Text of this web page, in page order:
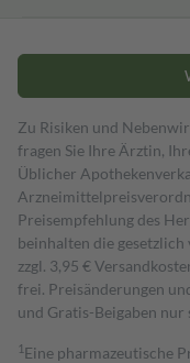
Zu Risiken und
fragen Sie Ihre Ärztin,
Üblicher
Preisempfehlung des
beinhalten die
zzgl. 3,95 €
frei. Preisänderungen
und Gratis-Beigaben
1 Eine pharmazeutische